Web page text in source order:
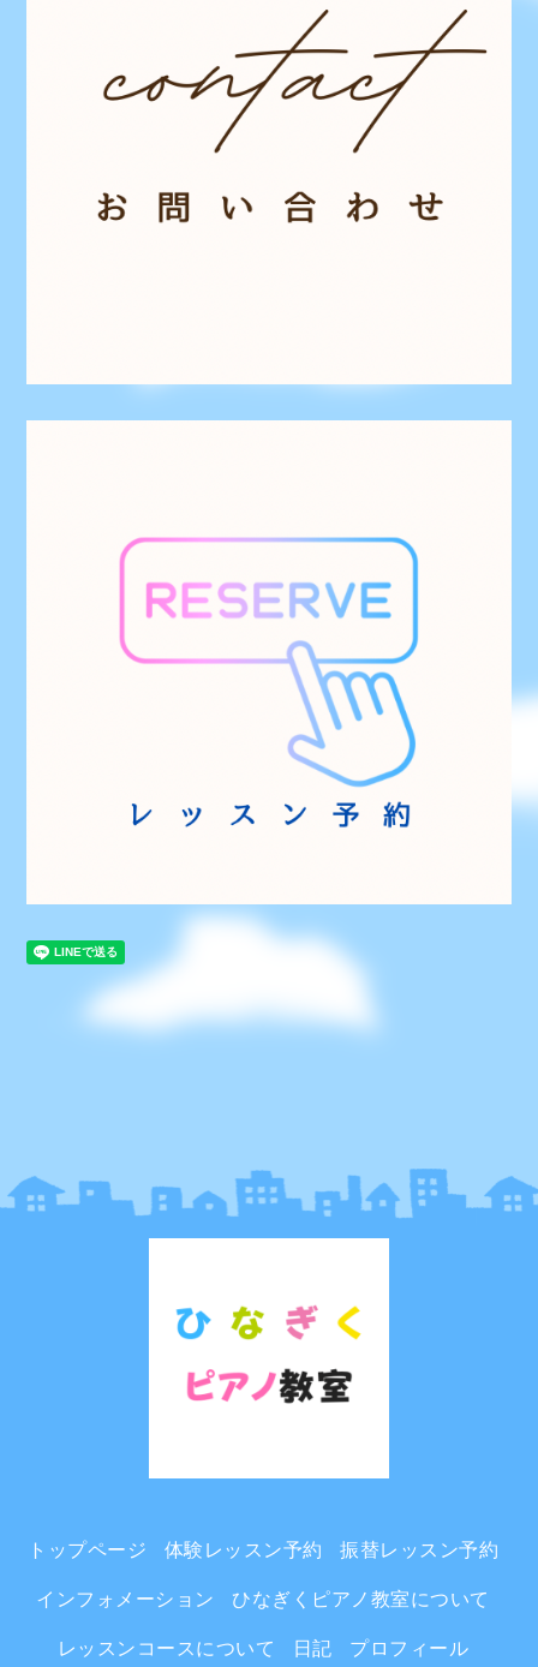
トップページ 体験レッスン予約 振替レッスン予約
インフォメーション ひなぎくピアノ教室について
レッスンコースについて 日記 プロフィール